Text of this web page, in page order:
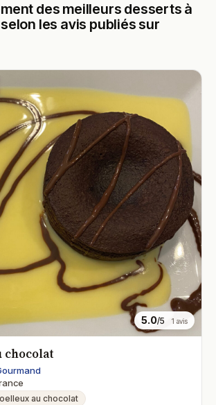
des meilleurs desserts à
les avis publiés sur
5.0/5 1 avis
chocolat
au chocolat